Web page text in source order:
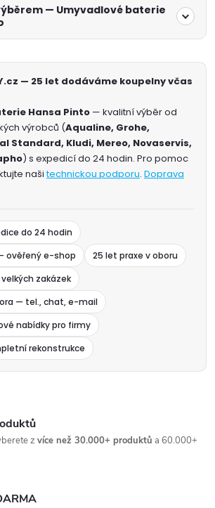
— Umyvadlové baterie
— 25 let dodáváme koupelny včas
Hansa Pinto — kvalitní výběr od
výrobců (Aqualine, Grohe,
Standard, Kludi, Mereo, Novaservis,
) s expedicí do 24 hodin. Pro pomoc
našitechnickou podporu. Doprava
do 24 hodin
ověřený e-shop
25 let praxe v oboru
zakázek
— tel., chat, e-mail
nabídky pro firmy
rekonstrukce
z více než 30.000+ produktů a 60.000+